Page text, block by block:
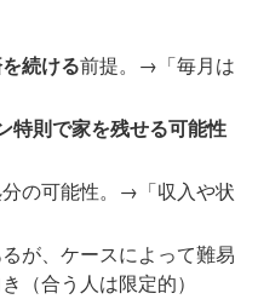
続ける前提。→「毎月は
特則で家を残せる可能性
分の可能性。→「収入や状
が、ケースによって難易
（合う人は限定的）